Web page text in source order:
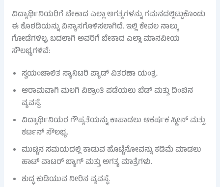
ವಿದ್ಯಾರ್ಥಿನಿಯರಿಗೆ ಬೇಕಾದ ಎಲ್ಲಾ ಅಗತ್ಯಗಳನ್ನು ಗಮನದಲ್ಲಿಟ್ಟುಕೊಂಡು
ಈ ಕೊಠಡಿಯನ್ನು ವಿನ್ಯಾಸಗೊಳಿಸಲಾಗಿದೆ. ಇಲ್ಲಿ ಕೇವಲ ನಾಲ್ಕು
ಗೋಡೆಗಳಿಲ್ಲ, ಬದಲಾಗಿ ಅವರಿಗೆ ಬೇಕಾದ ಎಲ್ಲಾ ಮಾನವೀಯ
ಸೌಲಭ್ಯಗಳಿವೆ:
ಸ್ವಯಂಚಾಲಿತ ಸ್ಯಾನಿಟರಿ ಪ್ಯಾಡ್ ವಿತರಣಾ ಯಂತ್ರ.
ಆರಾಮವಾಗಿ ಮಲಗಿ ವಿಶ್ರಾಂತಿ ಪಡೆಯಲು ಬೆಡ್ ಮತ್ತು ದಿಂಬಿನ
ವ್ಯವಸ್ಥೆ.
ವಿದ್ಯಾರ್ಥಿನಿಯರ ಗೌಪ್ಯತೆಯನ್ನು ಕಾಪಾಡಲು ಆಕರ್ಷಕ ಸ್ಕ್ರೀನ್ ಮತ್ತು
ಕರ್ಟನ್ ಸೌಲಭ್ಯ.
ಮುಟ್ಟಿನ ಸಮಯದಲ್ಲಿ ಕಾಡುವ ಹೊಟ್ಟೆನೋವನ್ನು ಕಡಿಮೆ ಮಾಡಲು
ಹಾಟ್ ವಾಟರ್ ಬ್ಯಾಗ್ ಮತ್ತು ಅಗತ್ಯ ಮಾತ್ರೆಗಳು.
ಶುದ್ಧ ಕುಡಿಯುವ ನೀರಿನ ವ್ಯವಸ್ಥೆ.